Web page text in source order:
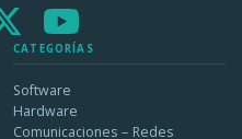
CATEGORÍAS
Software
Hardware
Comunicaciones – Redes